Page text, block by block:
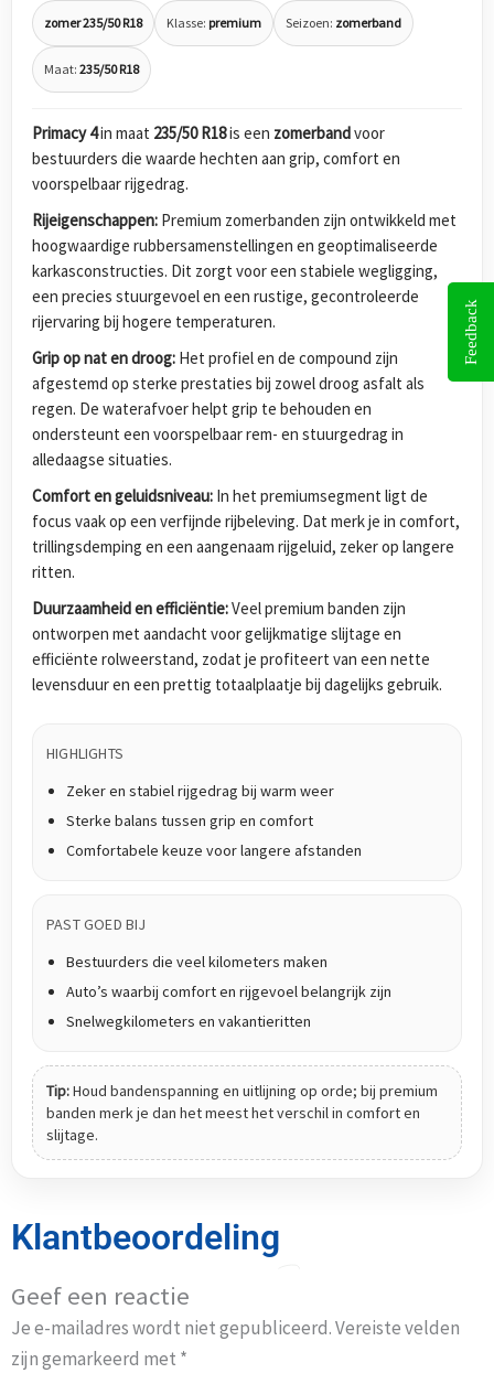
zomer 235/50 R18 Klasse: premium Seizoen: zomerband
Maat: 235/50 R18
Primacy 4in maat 235/50 R18is een zomerbandvoor
bestuurders die waarde hechten aan grip, comfort en
voorspelbaar rijgedrag.
Rijeigenschappen: Premium zomerbanden zijn ontwikkeld met
hoogwaardige rubbersamenstellingen en geoptimaliseerde
karkasconstructies. Dit zorgt voor een stabiele wegligging,
een precies stuurgevoel en een rustige, gecontroleerde
rijervaring bij hogere temperaturen.
Grip op nat en droog: Het profiel en de compound zijn
afgestemd op sterke prestaties bij zowel droog asfalt als
regen. De waterafvoer helpt grip te behouden en
ondersteunt een voorspelbaar rem- en stuurgedrag in
alledaagse situaties.
Comfort en geluidsniveau: In het premiumsegment ligt de
focus vaak op een verfijnde rijbeleving. Dat merk je in comfort,
trillingsdemping en een aangenaam rijgeluid, zeker op langere
ritten.
Duurzaamheid en efficiëntie:Veel premium banden zijn
ontworpen met aandacht voor gelijkmatige slijtage en
efficiënte rolweerstand, zodat je profiteert van een nette
levensduur en een prettig totaalplaatje bij dagelijks gebruik.
HIGHLIGHTS
Zeker en stabiel rijgedrag bij warm weer
Sterke balans tussen grip en comfort
Comfortabele keuze voor langere afstanden
PAST GOED BIJ
Bestuurders die veel kilometers maken
Auto’s waarbij comfort en rijgevoel belangrijk zijn
Snelwegkilometers en vakantieritten
Tip:Houd bandenspanning en uitlijning op orde; bij premium
banden merk je dan het meest het verschil in comfort en
slijtage.
Klantbeoordeling
Geef een reactie
Je e-mailadres wordt niet gepubliceerd.Vereiste velden
zijn gemarkeerd met *
Feedback